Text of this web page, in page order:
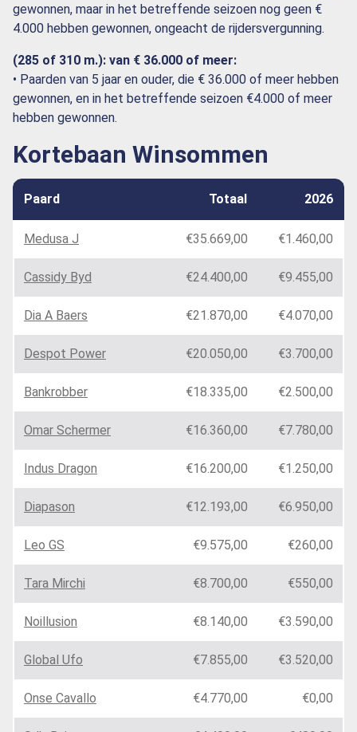
gewonnen, maar in het betreffende seizoen nog geen €
4.000 hebben gewonnen, ongeacht de rijdersvergunning.
(285 of 310 m.): van € 36.000 of meer:
• Paarden van 5 jaar en ouder, die € 36.000 of meer hebben
gewonnen, en in het betreffende seizoen €4.000 of meer
hebben gewonnen.
Kortebaan Winsommen
Paard Totaal 2026
Medusa J €35.669,00 €1.460,00
Cassidy Byd €24.400,00 €9.455,00
Dia A Baers €21.870,00 €4.070,00
Despot Power €20.050,00 €3.700,00
Bankrobber €18.335,00 €2.500,00
Omar Schermer €16.360,00 €7.780,00
Indus Dragon €16.200,00 €1.250,00
Diapason €12.193,00 €6.950,00
Leo GS €9.575,00 €260,00
Tara Mirchi €8.700,00 €550,00
Noillusion €8.140,00 €3.590,00
Global Ufo €7.855,00 €3.520,00
Onse Cavallo €4.770,00 €0,00